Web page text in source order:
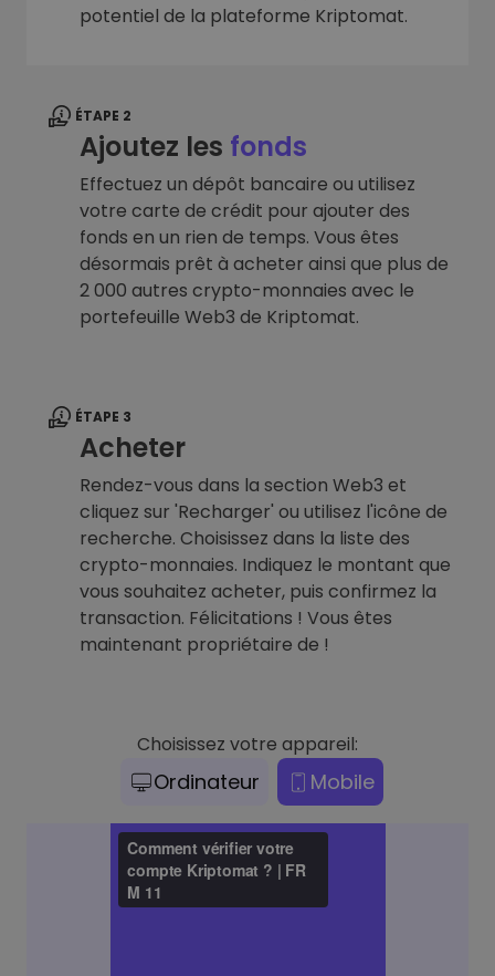
potentiel de la plateforme Kriptomat.
ÉTAPE 2
Ajoutez les fonds
Effectuez un dépôt bancaire ou utilisez
votre carte de crédit pour ajouter des
fonds en un rien de temps. Vous êtes
désormais prêt à acheter ainsi que plus de
2 000 autres crypto-monnaies avec le
portefeuille Web3 de Kriptomat.
ÉTAPE 3
Acheter
Rendez-vous dans la section Web3 et
cliquez sur 'Recharger' ou utilisez l'icône de
recherche. Choisissez dans la liste des
crypto-monnaies. Indiquez le montant que
vous souhaitez acheter, puis confirmez la
transaction. Félicitations ! Vous êtes
maintenant propriétaire de !
Choisissez votre appareil:
Ordinateur Mobile